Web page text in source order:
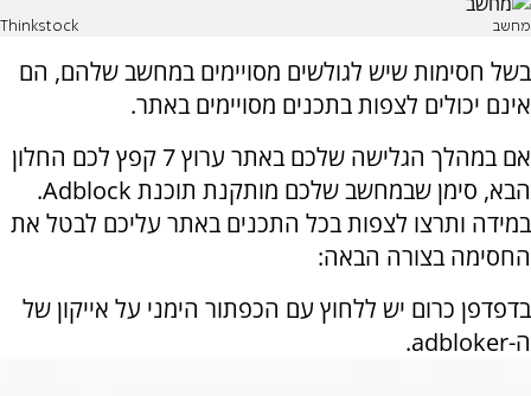
מחשב Thinkstock
בשל חסימות שיש לגולשים מסויימים במחשב שלהם, הם
אינם יכולים לצפות בתכנים מסויימים באתר.
אם במהלך הגלישה שלכם באתר ערוץ 7 קפץ לכם החלון
הבא, סימן שבמחשב שלכם מותקנת תוכנת Adblock.
במידה ותרצו לצפות בכל התכנים באתר עליכם לבטל את
החסימה בצורה הבאה:
בדפדפן כרום יש ללחוץ עם הכפתור הימני על אייקון של
ה-adbloker.